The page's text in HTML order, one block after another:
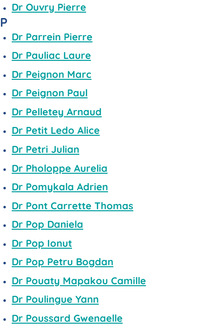
Dr Ouvry Pierre
P
Dr Parrein Pierre
Dr Pauliac Laure
Dr Peignon Marc
Dr Peignon Paul
Dr Pelletey Arnaud
Dr Petit Ledo Alice
Dr Petri Julian
Dr Pholoppe Aurelia
Dr Pomykala Adrien
Dr Pont Carrette Thomas
Dr Pop Daniela
Dr Pop Ionut
Dr Pop Petru Bogdan
Dr Pouaty Mapakou Camille
Dr Poulingue Yann
Dr Poussard Gwenaelle